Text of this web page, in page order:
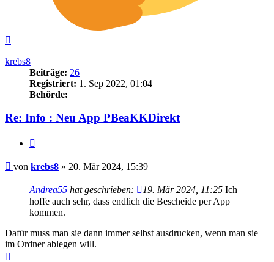
krebs8
Beiträge: 26
Registriert: 1. Sep 2022, 01:04
Behörde:
Re: Info : Neu App PBeaKKDirekt
Beitrag
von krebs8 » 20. Mär 2024, 15:39
Andrea55 hat geschrieben: 19. Mär 2024, 11:25 Ich
hoffe auch sehr, dass endlich die Bescheide per App
kommen.
Dafür muss man sie dann immer selbst ausdrucken, wenn man sie
im Ordner ablegen will.